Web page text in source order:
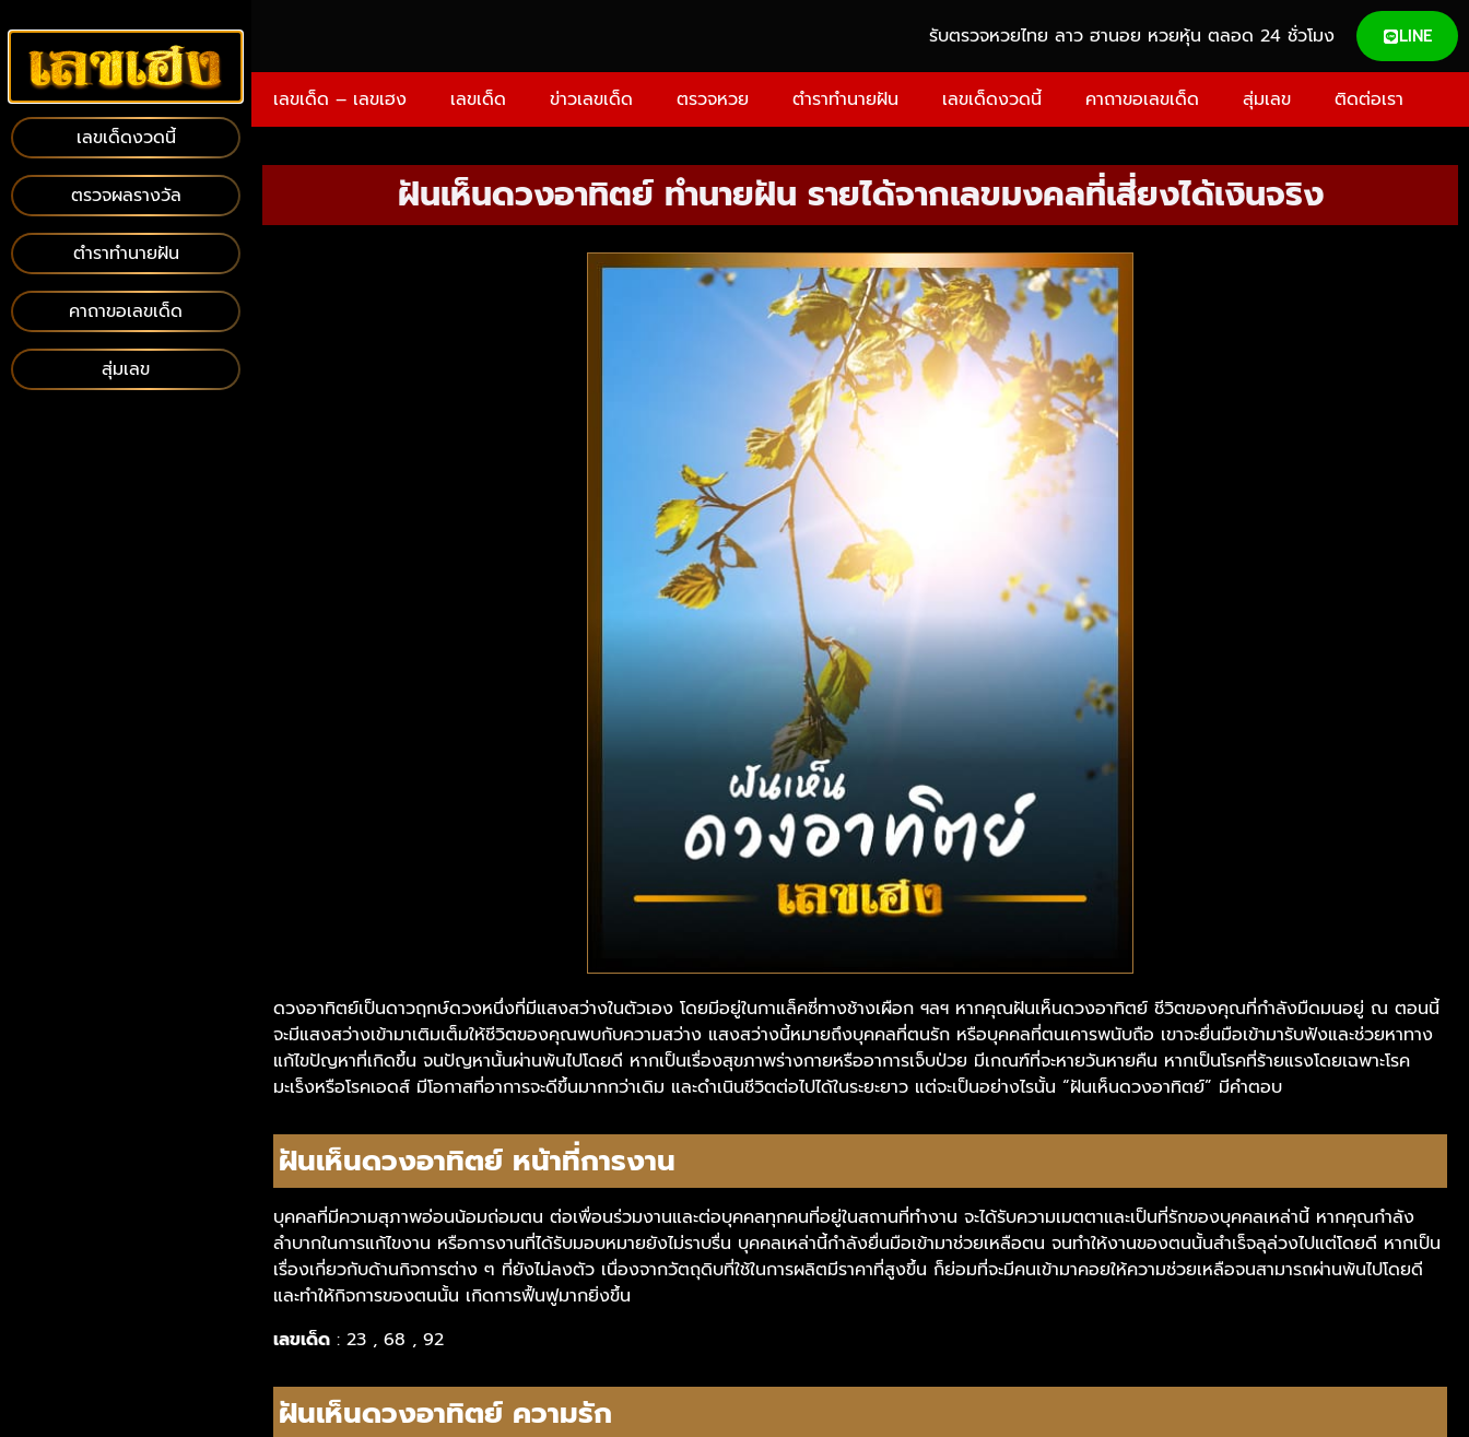
รับตรวจหวยไทย ลาว ฮานอย หวยหุ้น ตลอด 24 ชั่วโมง LINE
เลขเด็ด – เลขเฮง เลขเด็ด ข่าวเลขเด็ด ตรวจหวย ตำราทำนายฝัน เลขเด็ดงวดนี้ คาถาขอเลขเด็ด สุ่มเลข ติดต่อเรา
ฝันเห็นดวงอาทิตย์ ทำนายฝัน รายได้จากเลขมงคลที่เสี่ยงได้เงินจริง
ดวงอาทิตย์เป็นดาวฤกษ์ดวงหนึ่งที่มีแสงสว่างในตัวเอง โดยมีอยู่ในกาแล็คซี่ทางช้างเผือก ฯลฯ หากคุณฝันเห็นดวงอาทิตย์ ชีวิตของคุณที่กำลังมืดมนอยู่ ณ ตอนนี้
จะมีแสงสว่างเข้ามาเติมเต็มให้ชีวิตของคุณพบกับความสว่าง แสงสว่างนี้หมายถึงบุคคลที่ตนรัก หรือบุคคลที่ตนเคารพนับถือ เขาจะยื่นมือเข้ามารับฟังและช่วยหาทาง
แก้ไขปัญหาที่เกิดขึ้น จนปัญหานั้นผ่านพ้นไปโดยดี หากเป็นเรื่องสุขภาพร่างกายหรืออาการเจ็บป่วย มีเกณฑ์ที่จะหายวันหายคืน หากเป็นโรคที่ร้ายแรงโดยเฉพาะโรค
มะเร็งหรือโรคเอดส์ มีโอกาสที่อาการจะดีขึ้นมากกว่าเดิม และดำเนินชีวิตต่อไปได้ในระยะยาว แต่จะเป็นอย่างไรนั้น “ฝันเห็นดวงอาทิตย์” มีคำตอบ
ฝันเห็นดวงอาทิตย์ หน้าที่การงาน
บุคคลที่มีความสุภาพอ่อนน้อมถ่อมตน ต่อเพื่อนร่วมงานและต่อบุคคลทุกคนที่อยู่ในสถานที่ทำงาน จะได้รับความเมตตาและเป็นที่รักของบุคคลเหล่านี้ หากคุณกำลัง
ลำบากในการแก้ไขงาน หรือการงานที่ได้รับมอบหมายยังไม่ราบรื่น บุคคลเหล่านี้กำลังยื่นมือเข้ามาช่วยเหลือตน จนทำให้งานของตนนั้นสำเร็จลุล่วงไปแต่โดยดี หากเป็น
เรื่องเกี่ยวกับด้านกิจการต่าง ๆ ที่ยังไม่ลงตัว เนื่องจากวัตถุดิบที่ใช้ในการผลิตมีราคาที่สูงขึ้น ก็ย่อมที่จะมีคนเข้ามาคอยให้ความช่วยเหลือจนสามารถผ่านพ้นไปโดยดี
และทำให้กิจการของตนนั้น เกิดการฟื้นฟูมากยิ่งขึ้น
เลขเด็ด : 23 , 68 , 92
ฝันเห็นดวงอาทิตย์ ความรัก
เลขเด็ดงวดนี้
ตรวจผลรางวัล
ตำราทำนายฝัน
คาถาขอเลขเด็ด
สุ่มเลข